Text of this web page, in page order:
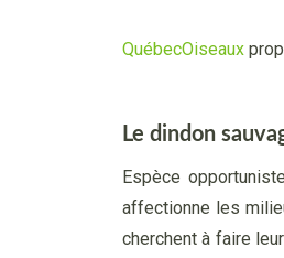
QuébecOiseaux
Le dindon
Espèce
affectionne les
cherchent à faire